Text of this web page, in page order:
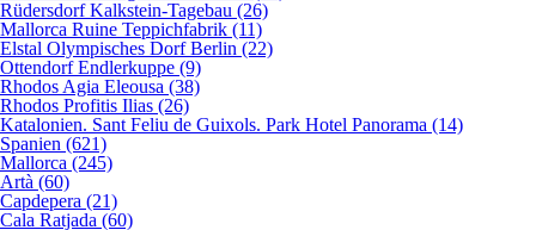
Rüdersdorf Kalkstein-Tagebau (26)
Mallorca Ruine Teppichfabrik (11)
Elstal Olympisches Dorf Berlin (22)
Ottendorf Endlerkuppe (9)
Rhodos Agia Eleousa (38)
Rhodos Profitis Ilias (26)
Katalonien. Sant Feliu de Guixols. Park Hotel Panorama (14)
Spanien (621)
Mallorca (245)
Artà (60)
Capdepera (21)
Cala Ratjada (60)